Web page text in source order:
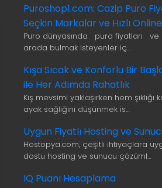
Puroshop1.com: Cazip Puro
Seçkin Markalar ve Hızlı
Puro dünyasında puro fiyatları ve
arada bulmak isteyenler iç…
Kışa Sıcak ve Konforlu Bir
ile Her Adımda Rahatlık
Kış mevsimi yaklaşırken hem
ayak sağlığını düşünmek is…
Uygun Fiyatlı Hosting ve
Hostopya.com, çeşitli ihtiyaçlara
dostu hosting ve sunucu çözüml…
IQ Puanı Hesaplama